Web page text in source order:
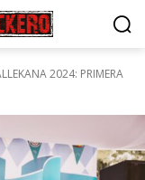
2024: PRIMERA